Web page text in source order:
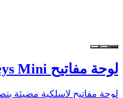
لوحة مفاتيح MX Keys Mini
لوحة مفاتيح لاسلكية مضيئة